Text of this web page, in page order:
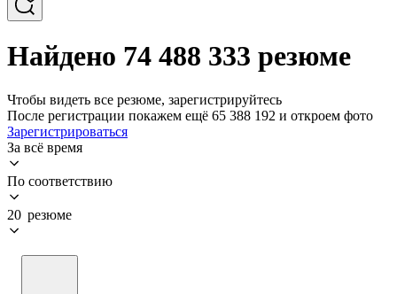
Найдено 74 488 333 резюме
Чтобы видеть все резюме, зарегистрируйтесь
После регистрации покажем ещё 65 388 192 и откроем фото
Зарегистрироваться
За всё время
По соответствию
20 резюме